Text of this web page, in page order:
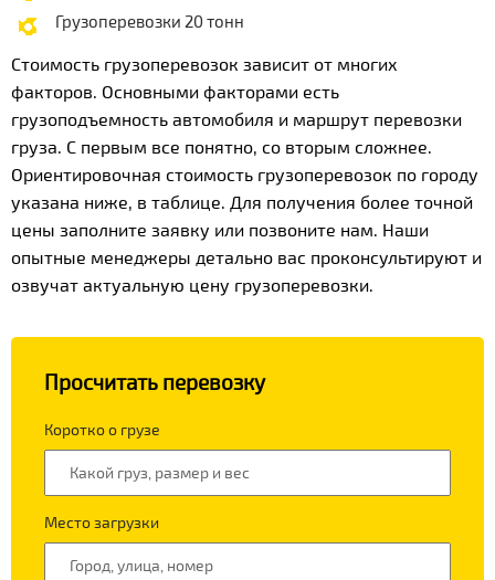
Грузоперевозки 20 тонн
Стоимость грузоперевозок зависит от многих
факторов. Основными факторами есть
грузоподъемность автомобиля и маршрут перевозки
груза. С первым все понятно, со вторым сложнее.
Ориентировочная стоимость грузоперевозок по городу
указана ниже, в таблице. Для получения более точной
цены заполните заявку или позвоните нам. Наши
опытные менеджеры детально вас проконсультируют и
озвучат актуальную цену грузоперевозки.
Просчитать перевозку
Коротко о грузе
Место загрузки